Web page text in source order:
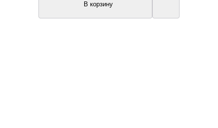
В корзину